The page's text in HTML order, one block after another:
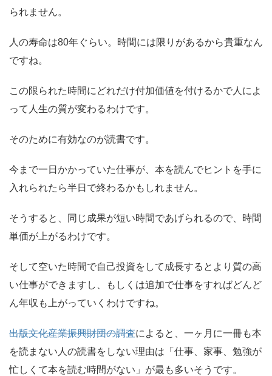
られません。
人の寿命は80年ぐらい。時間には限りがあるから貴重なん
ですね。
この限られた時間にどれだけ付加価値を付けるかで人によ
って人生の質が変わるわけです。
そのために有効なのが読書です。
今まで一日かかっていた仕事が、本を読んでヒントを手に
入れられたら半日で終わるかもしれません。
そうすると、同じ成果が短い時間であげられるので、時間
単価が上がるわけです。
そして空いた時間で自己投資をして成長するとより質の高
い仕事ができますし、もしくは追加で仕事をすればどんど
ん年収も上がっていくわけですね。
出版文化産業振興財団の調査によると、一ヶ月に一冊も本
を読まない人の読書をしない理由は「仕事、家事、勉強が
忙しくて本を読む時間がない」が最も多いそうです。